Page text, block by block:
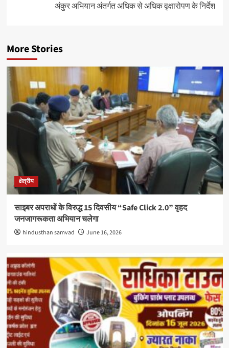
अंकुर अभियान अंतर्गत अधिक से अधिक वृक्षारोपण के निर्देश
More Stories
क्षेत्रीय
साइबर अपराधों के विरुद्ध 15 दिवसीय “Safe Click 2.0” वृहद
जनजागरूकता अभियान चलेगा
hindusthan samvad June 16, 2026